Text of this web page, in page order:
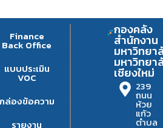
Finance
Back Office
แบบประเมิน
VOC
กล่องข้อความ
รายงาน
กองคลัง
สำนักงาน
มหาวิทยา
มหาวิทยา
เชียงใหม่
239
ถนน
ห้วย
แก้ว
ตำบล